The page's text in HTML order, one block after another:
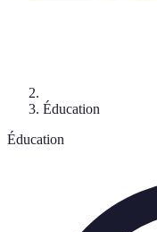
Éducation
Éducation